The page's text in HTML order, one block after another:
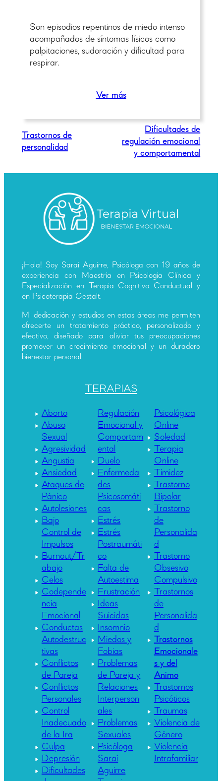
Son episodios repentinos de miedo intenso
acompañados de síntomas físicos como
palpitaciones, sudoración y dificultad para
respirar.
Ver más
Trastornos de
personalidad
Dificultades de
regulación emocional
y comportamenta
¡Hola! Soy Saraí Aguirre, Psicóloga con 19 años de
experiencia con Maestría en Psicología Clínica y
Especialización en Terapia Cognitivo Conductual y
en Psicoterapia Gestalt.
Mi dedicación y estudios en estas áreas me permiten
ofrecerte un tratamiento práctico, personalizado y
efectivo, diseñado para aliviar tus preocupaciones
promover un crecimiento emocional y un duradero
bienestar personal.
TERAPIAS
Aborto
Abuso
Sexual
Agresividad
Angustia
Ansiedad
Ataques de
Pánico
Autolesiones
Bajo
Control de
Impulsos
Burnout/Tr
abajo
Celos
Codepende
ncia
Emocional
Conductas
Autodestruc
tivas
Conflictos
de Pareja
Conflictos
Personales
Control
Inadecuado
de la Ira
Culpa
Depresión
Dificultades
Regulación
Emocional y
Comportam
ental
Duelo
Enfermeda
des
Psicosomáti
cas
Estrés
Estrés
Postraumáti
co
Falta de
Autoestima
Frustración
Ideas
Suicidas
Insomnio
Miedos y
Fobias
Problemas
de Pareja y
Relaciones
Interperson
ales
Problemas
Sexuales
Psicóloga
Saraí
Aguirre
Psicológica
Online
Soledad
Terapia
Online
Timidez
Trastorno
Bipolar
Trastorno
de
Personalida
d
Trastorno
Obsesivo
Compulsivo
Trastornos
de
Personalida
d
Trastornos
Emocionale
s y del
Animo
Trastornos
Psicóticos
Traumas
Violencia de
Género
Violencia
Intrafamiliar